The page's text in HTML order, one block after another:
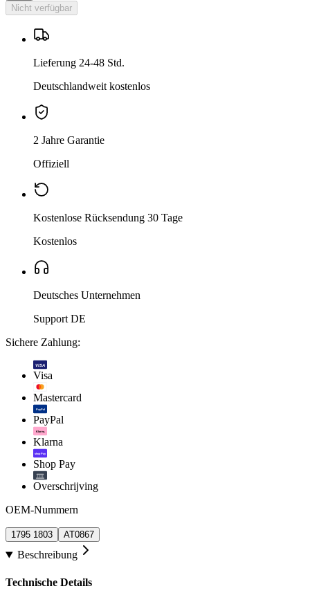
Nicht verfügbar
Lieferung 24-48 Std.
Deutschlandweit kostenlos
2 Jahre Garantie
Offiziell
Kostenlose Rücksendung 30 Tage
Kostenlos
Deutsches Unternehmen
Support DE
Sichere Zahlung:
VISA
Visa
Mastercard
PayPal
PayPal
Klarna.
Klarna
shop Pay
Shop Pay
Overschrijving
OEM-Nummern
1795 1803 AT0867
Beschreibung
Technische Details